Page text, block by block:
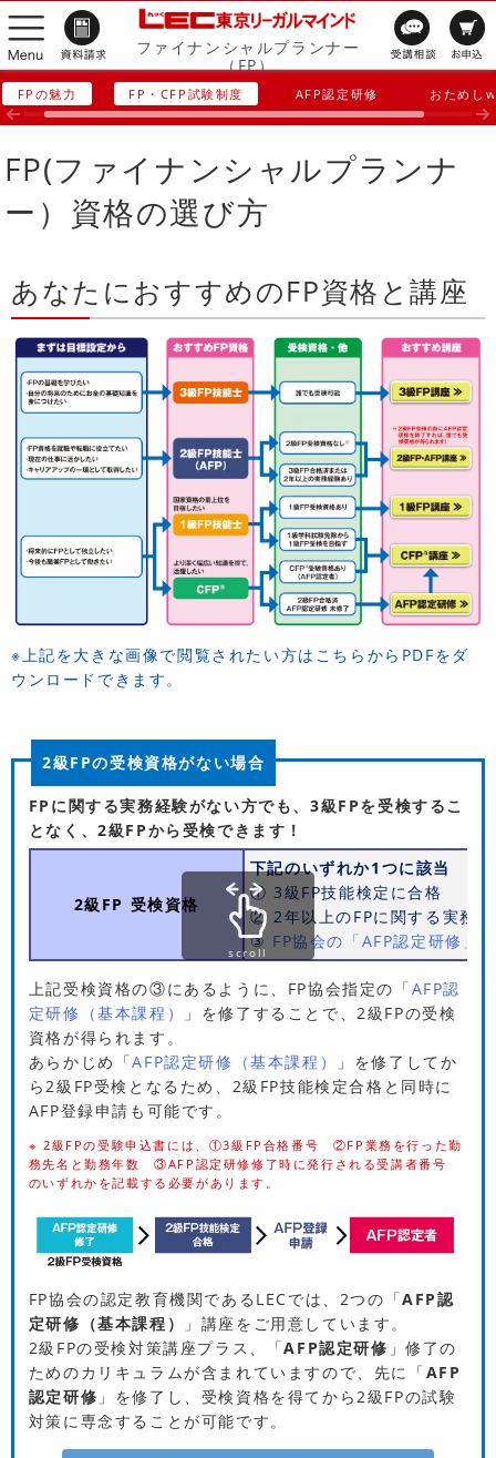
ファイナンシャルプランナー
（FP）
FPの魅力 FP・CFP試験制度 AFP認定研修 おためし
FP(ファイナンシャルプランナ
ー）資格の選び方
あなたにおすすめのFP資格と講座
※上記を大きな画像で閲覧されたい方はこちらからPDFをダ
ウンロードできます。
2級FPの受検資格がない場合
FPに関する実務経験がない方でも、3級FPを受検するこ
となく、2級FPから受検できます！
2級FP 受検資格
下記のいずれか1つに該当
① 3級FP技能検定に合格
② 2年以上のFPに関する実務
③ FP協会の「AFP認定研修」
scroll
上記受検資格の③にあるように、FP協会指定の「AFP認
定研修（基本課程）
」を修了することで、2級FPの受検
資格が得られます。
あらかじめ「AFP認定研修（基本課程）
」を修了してか
ら2級FP受検となるため、2級FP技能検定合格と同時に
AFP登録申請も可能です。
※ 2級FPの受験申込書には、①3級FP合格番号 ②FP業務を行った勤
務先名と勤務年数 ③AFP認定研修修了時に発行される受講者番号
のいずれかを記載する必要があります。
FP協会の認定教育機関であるLECでは、2つの「AFP認
定研修（基本課程）
」講座をご用意しています。
2級FPの受検対策講座プラス、「AFP認定研修 」修了の
ためのカリキュラムが含まれていますので、先に「AFP
認定研修 」を修了し、受検資格を得てから2級FPの試験
対策に専念することが可能です。